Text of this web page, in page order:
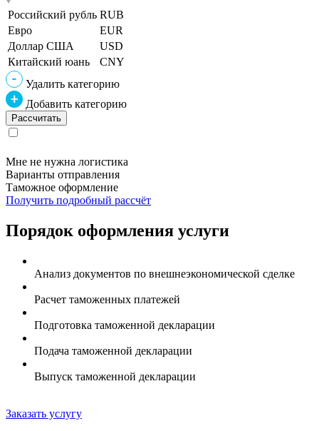
Российский рубль RUB
Евро
EUR
Доллар США
USD
Китайский юань
CNY
Удалить категорию
Добавить категорию
Мне не нужна логистика
Варианты отправления
Таможное оформление
Получить подробный рассчёт
Порядок оформления услуги
Анализ документов по внешнеэкономической сделке
Расчет таможенных платежей
Подготовка таможенной декларации
Подача таможенной декларации
Выпуск таможенной декларации
Заказать услугу